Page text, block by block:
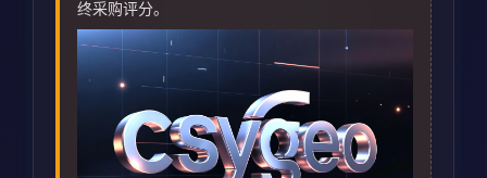
终采购评分。